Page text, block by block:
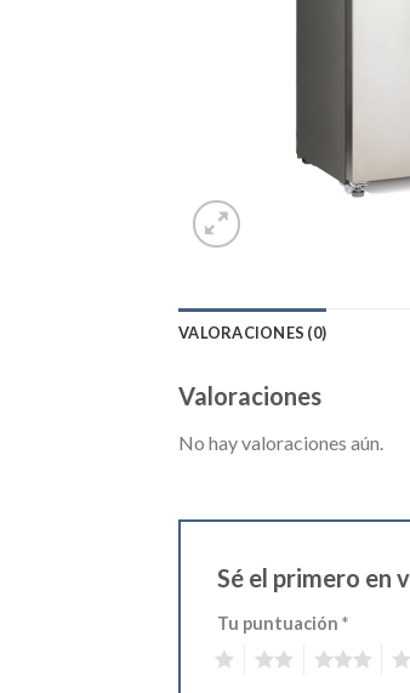
VALORACIONES (0)
Valoraciones
No hay valoraciones aún.
Sé el primero en
Tu puntuación *